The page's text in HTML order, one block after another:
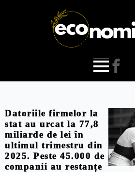
Datoriile firmelor la
stat au urcat la 77,8
miliarde de lei în
ultimul trimestru din
2025. Peste 45.000 de
companii au restanțe